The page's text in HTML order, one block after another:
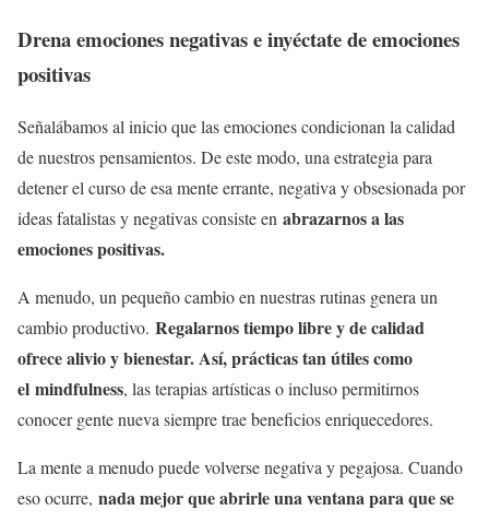
Drena emociones negativas e inyéctate de emociones
positivas
Señalábamos al inicio que las emociones condicionan la calidad
de nuestros pensamientos. De este modo, una estrategia para
detener el curso de esa mente errante, negativa y obsesionada por
ideas fatalistas y negativas consiste en abrazarnos a las
emociones positivas.
A menudo, un pequeño cambio en nuestras rutinas genera un
cambio productivo. Regalarnos tiempo libre y de calidad
ofrece alivio y bienestar. Así, prácticas tan útiles como
el mindfulness, las terapias artísticas o incluso permitirnos
conocer gente nueva siempre trae beneficios enriquecedores.
La mente a menudo puede volverse negativa y pegajosa. Cuando
eso ocurre, nada mejor que abrirle una ventana para que se